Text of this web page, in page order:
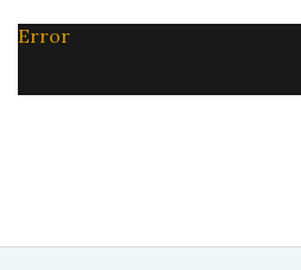
Error